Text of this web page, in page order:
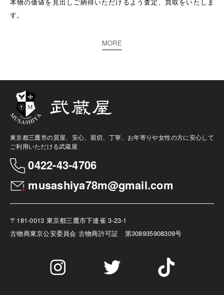
す。
MORE
東京都三鷹市の質屋、安心、親切、丁寧、お年寄りや女性の方に安心して
ご利用いただける武蔵屋
0422-43-4706
musashiya78m@gmail.com
〒181-0013 東京都三鷹市下連雀 3-23-1
古物商東京公安委員会 古物商許可証 第308935908309号